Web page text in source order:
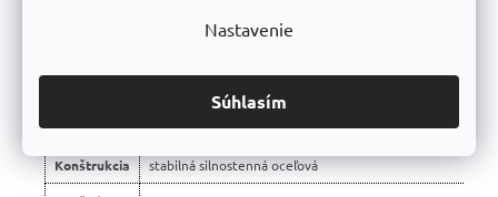
Nastavenie
Súhlasím
regály Trestles RH 🏆
Montáž bezskrutková – jednoduchá
Konštrukcia stabilná silnostenná oceľová